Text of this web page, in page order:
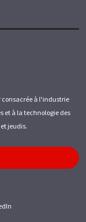
à l'industrie
et à la technologie des
jeudis.